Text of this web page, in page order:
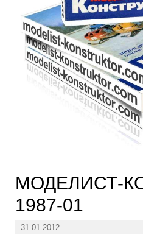
МОДЕЛИСТ-
1987-01
31.01.2012